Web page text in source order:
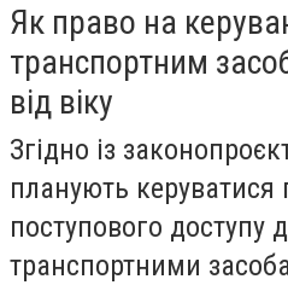
Як право на
транспортним
від віку
Згідно із
планують
поступового доступу
транспортними